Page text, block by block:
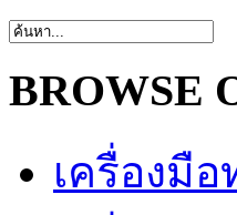
BROWSE
เครื่องมื